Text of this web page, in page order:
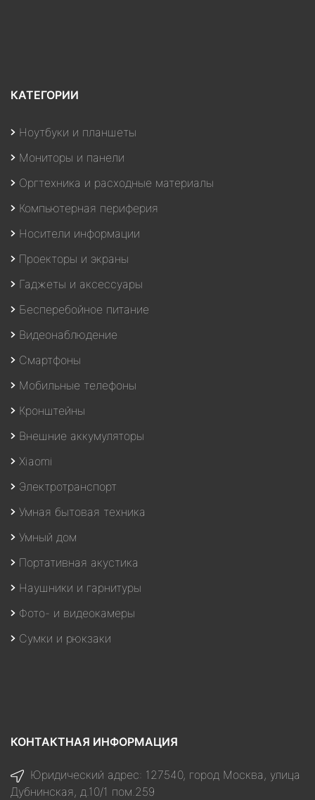
КАТЕГОРИИ
Ноутбуки и планшеты
Мониторы и панели
Оргтехника и расходные материалы
Компьютерная периферия
Носители информации
Проекторы и экраны
Гаджеты и аксессуары
Бесперебойное питание
Видеонаблюдение
Смартфоны
Мобильные телефоны
Кронштейны
Внешние аккумуляторы
Xiaomi
Электротранспорт
Умная бытовая техника
Умный дом
Портативная акустика
Наушники и гарнитуры
Фото- и видеокамеры
Сумки и рюкзаки
КОНТАКТНАЯ ИНФОРМАЦИЯ
Юридический адрес: 127540, город Москва, улица
Дубнинская, д.10/1 пом.259